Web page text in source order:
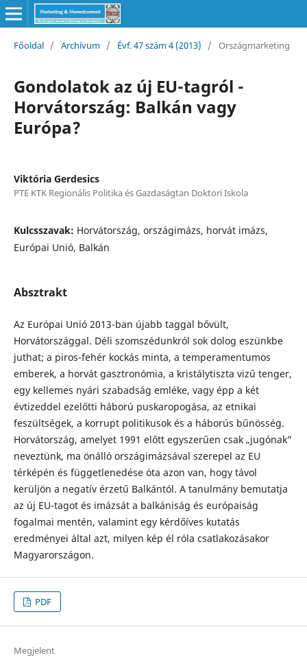
Főoldal / Archívum / Évf. 47 szám 4 (2013) / Országmarketing
Gondolatok az új EU-tagról -
Horvátország: Balkán vagy
Európa?
Viktória Gerdesics
PTE KTK Regionális Politika és Gazdaságtan Doktori Iskola
Kulcsszavak: Horvátország, országimázs, horvát imázs,
Európai Unió, Balkán
Absztrakt
Az Európai Unió 2013-ban újabb taggal bővült,
Horvátországgal. Déli szomszédunkról sok dolog eszünkbe
juthat; a piros-fehér kockás minta, a temperamentumos
emberek, a horvát gasztronómia, a kristálytiszta vizű tenger,
egy kellemes nyári szabadság emléke, vagy épp a két
évtizeddel ezelőtti háború puskaropogása, az etnikai
feszültségek, a korrupt politikusok és a háborús bűnösség.
Horvátország, amelyet 1991 előtt egyszerűen csak „jugónak”
neveztünk, ma önálló országimázsával szerepel az EU
térképén és függetlenedése óta azon van, hogy távol
kerüljön a negatív érzetű Balkántól. A tanulmány bemutatja
az új EU-tagot és imázsát a balkániság és európaiság
fogalmai mentén, valamint egy kérdőíves kutatás
eredményei által azt, milyen kép él róla csatlakozásakor
Magyarországon.
PDF
Megjelent